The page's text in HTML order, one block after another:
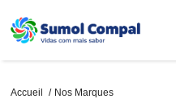
au
Fil
Accueil Nos Marques